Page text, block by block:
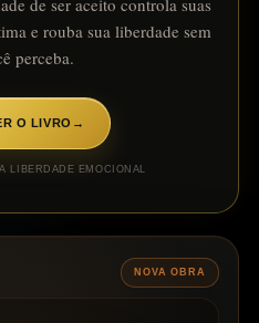
de ser aceito controla suas
e rouba sua liberdade sem
perceba.
O LIVRO →
LIBERDADE EMOCIONAL
NOVA OBRA